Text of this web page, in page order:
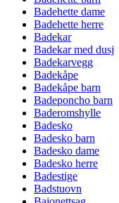
Badehette dame
Badehette herre
Badekar
Badekar med dusj
Badekarvegg
Badekåpe
Badekåpe barn
Badeponcho barn
Baderomshylle
Badesko
Badesko barn
Badesko dame
Badesko herre
Badestige
Badstuovn